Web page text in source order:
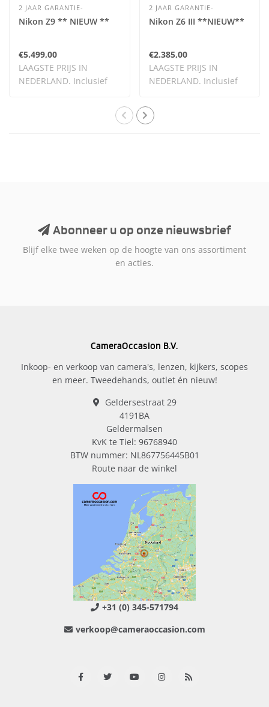
2 JAAR GARANTIE-
Nikon Z9 ** NIEUW **
€5.499,00
LAAGSTE PRIJS IN
NEDERLAND. Inclusief
2 JAAR GARANTIE-
Nikon Z6 III **NIEUW**
€2.385,00
LAAGSTE PRIJS IN
NEDERLAND. Inclusief
Abonneer u op onze nieuwsbrief
Blijf elke twee weken op de hoogte van ons assortiment
en acties.
CameraOccasion B.V.
Inkoop- en verkoop van camera's, lenzen, kijkers, scopes
en meer. Tweedehands, outlet én nieuw!
Geldersestraat 29
4191BA
Geldermalsen
KvK te Tiel: 96768940
BTW nummer: NL867756445B01
Route naar de winkel
+31 (0) 345-571794
verkoop@cameraoccasion.com